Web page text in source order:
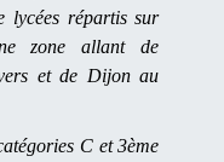
lycées répartis sur
zone allant de
et de Dijon au
C et 3ème